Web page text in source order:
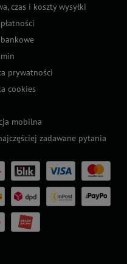
czas i koszty wysyłki
prywatności
cookies
mobilna
zadawane pytania